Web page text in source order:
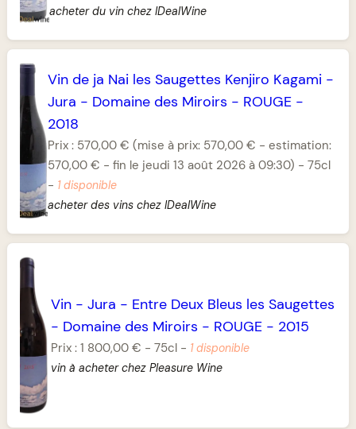
acheter du vin chez IDealWine
Vin de ja Nai les Saugettes Kenjiro Kagami -
Jura - Domaine des Miroirs - ROUGE -
2018
Prix : 570,00 € (mise à prix: 570,00 € - estimation:
570,00 € - fin le jeudi 13 août 2026 à 09:30) -75cl
- 1 disponible
acheter des vins chez IDealWine
Vin- Jura - Entre Deux Bleus les Saugettes
- Domaine des Miroirs - ROUGE- 2015
Prix : 1 800,00 € - 75cl- 1 disponible
vin à acheter chez Pleasure Wine